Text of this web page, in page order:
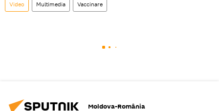
Video Multimedia Vaccinare
Moldova-România